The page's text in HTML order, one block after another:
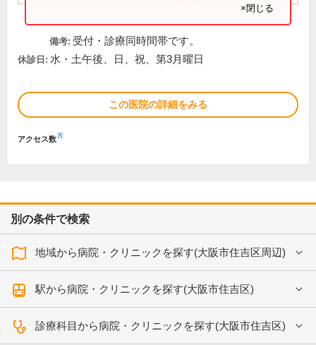
×閉じる
備考: 受付・診療同時間帯です。
休診日: 水・土午後、日、祝、第3月曜日
この医院の詳細をみる
アクセス数※
別の条件で検索
地域から病院・クリニックを探す(大阪市住吉区周辺)
駅から病院・クリニックを探す(大阪市住吉区)
診療科目から病院・クリニックを探す(大阪市住吉区)